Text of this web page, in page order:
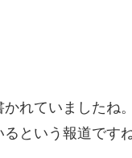
かれていましたね
という報道ですね